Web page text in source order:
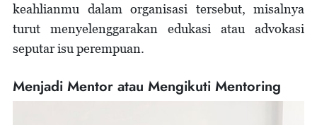
keahlianmu dalam organisasi tersebut, misalnya
turut menyelenggarakan edukasi atau advokasi
seputar isu perempuan.
Menjadi Mentor atau Mengikuti Mentoring